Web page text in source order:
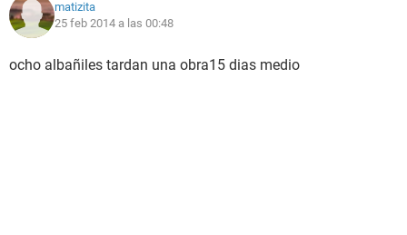
matizita
25 feb 2014 a las 00:48
ocho albañiles tardan una obra15 dias medio